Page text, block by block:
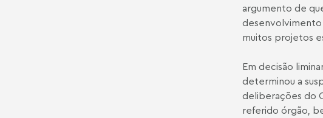
argumento de
muitos projetos
Em decisão
determinou a
deliberações do
referido órgão,